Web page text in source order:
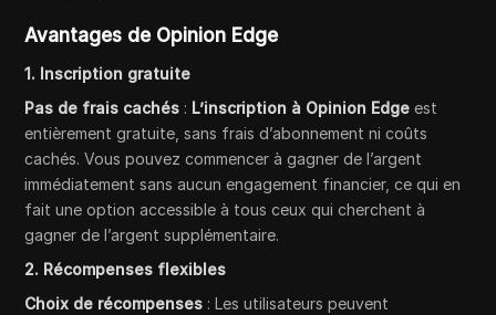
Avantages de Opinion Edge
1. Inscription gratuite
Pas de frais cachés : L’inscription à Opinion Edge est
entièrement gratuite, sans frais d’abonnement ni coûts
cachés. Vous pouvez commencer à gagner de l’argent
immédiatement sans aucun engagement financier, ce qui en
fait une option accessible à tous ceux qui cherchent à
gagner de l’argent supplémentaire.
2. Récompenses flexibles
Choix de récompenses : Les utilisateurs peuvent